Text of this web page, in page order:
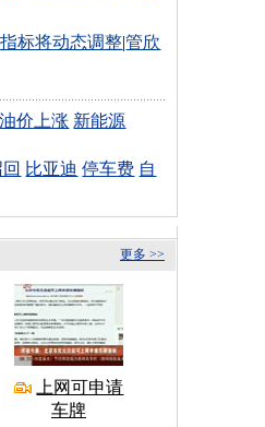
标将动态调整|管欣
油价上涨 新能源
比亚迪 停车费 自
更多 >>
上网可申请
车牌